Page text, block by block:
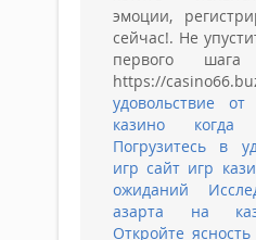
эмоции,
сейчас!. Не
первого
https://
удовольствие
казино
Погрузитесь в
игр сайт игр
ожиданий
азарта на
Откройте